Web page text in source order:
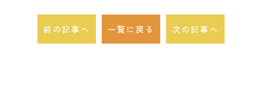
前の記事へ 一覧に戻る 次の記事へ